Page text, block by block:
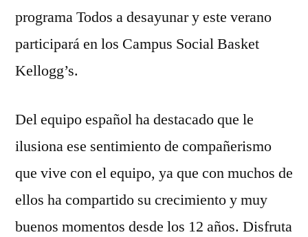
programa Todos a desayunar y este verano
participará en los Campus Social Basket
Kellogg’s.
Del equipo español ha destacado que le
ilusiona ese sentimiento de compañerismo
que vive con el equipo, ya que con muchos de
ellos ha compartido su crecimiento y muy
buenos momentos desde los 12 años. Disfruta